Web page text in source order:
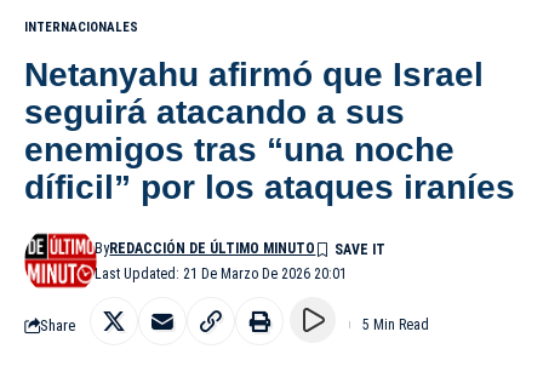
INTERNACIONALES
Netanyahu afirmó que Israel
seguirá atacando a sus
enemigos tras “una noche
díficil” por los ataques iraníes
Last Updated: 21 De Marzo De 2026 20:01
ByREDACCIÓN DE ÚLTIMO MINUTO
Share 5 Min Read